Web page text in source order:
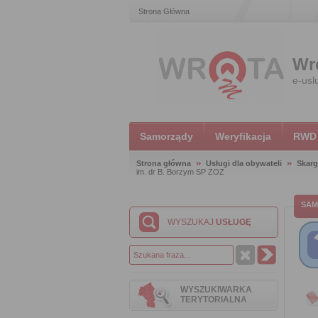
Strona Główna
e-
Samorządy Weryfikacja RWD
Strona główna Usługi dla obywateli
im. dr B. Borzym SP ZOZ
WYSZUKAJ USŁUGĘ
WYSZUKIWARKA
TERYTORIALNA